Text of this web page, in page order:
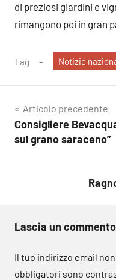
di preziosi giardini e
rimangono poi in gran
Tag Notizie
Navigazione
articoli
Articolo precedente
Consigliere
sul grano saraceno”
Lascia un commento
Il tuo indirizzo email
obbligatori sono